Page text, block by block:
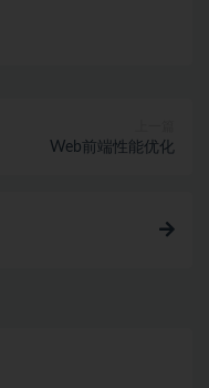
Web前端性能优化